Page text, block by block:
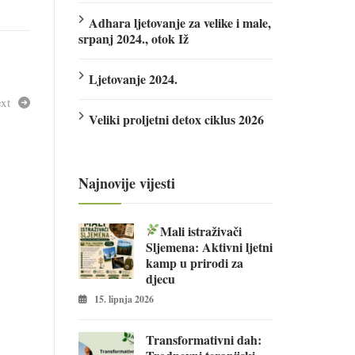
Adhara ljetovanje za velike i male,
srpanj 2024., otok Iž
Ljetovanje 2024.
Veliki proljetni detox ciklus 2026
Najnovije vijesti
Mali istraživači
Sljemena: Aktivni ljetni
kamp u prirodi za
djecu
15. lipnja 2026
Transformativni dah: